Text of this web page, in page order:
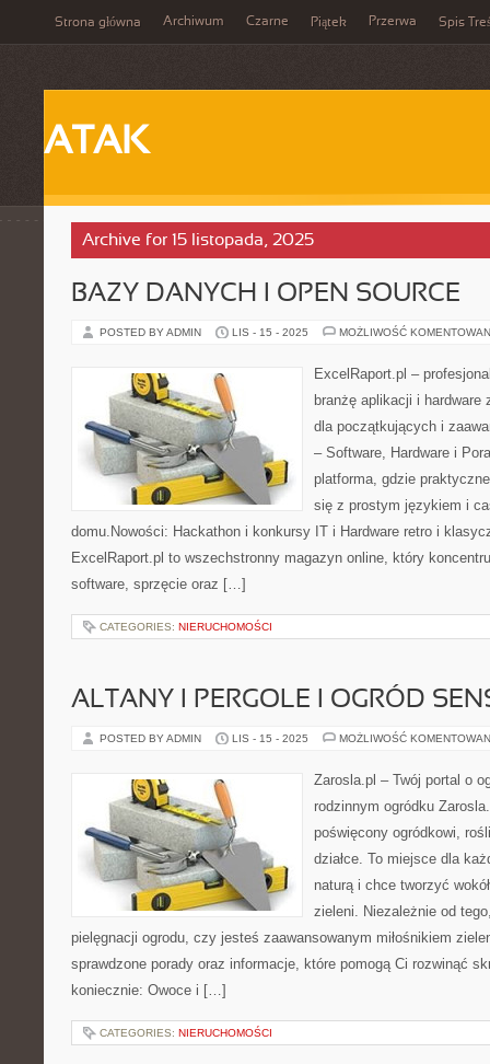
Strona główna Archiwum Czarne Piątek Przerwa Spis
ATAK
Archive for 15 listopada, 2025
BAZY DANYCH I OPEN SOURCE
POSTED BY ADMIN LIS - 15 - 2025 MOŻLIWOŚĆ
ExcelRaport.pl –
branżę aplikacji i
dla początkujących i
– Software, Hardware i
platforma, gdzie
się z prostym językiem i
domu.Nowości: Hackathon i konkursy IT i Hardware retro i
ExcelRaport.pl to wszechstronny magazyn online, który
software, sprzęcie oraz […]
CATEGORIES: NIERUCHOMOŚCI
ALTANY I PERGOLE I OGRÓD
POSTED BY ADMIN LIS - 15 - 2025 MOŻLIWOŚĆ
Zarosla.pl – Twój portal o
rodzinnym ogródku
poświęcony ogródkowi,
działce. To miejsce dla
naturą i chce tworzyć
zieleni. Niezależnie od
pielęgnacji ogrodu, czy jesteś zaawansowanym miłośnikiem
sprawdzone porady oraz informacje, które pomogą Ci rozwinąć
koniecznie: Owoce i […]
CATEGORIES: NIERUCHOMOŚCI